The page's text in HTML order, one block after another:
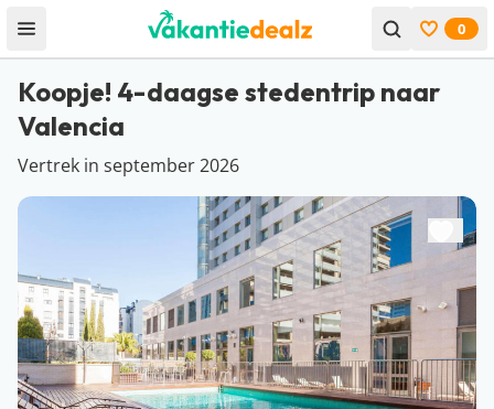
Open menu Bekijk
0
Koopje! 4-daagse stedentrip naar
Valencia
Vertrek in september 2026